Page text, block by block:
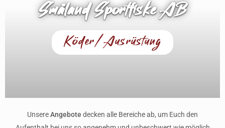
Småland Sportfiske AB
Köder/Ausrüstung
SPECIAL
UnsereAngebote decken alle Bereiche ab, um Euch den